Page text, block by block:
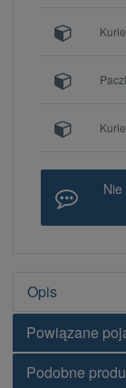
Opis
Powiązane
Podobne